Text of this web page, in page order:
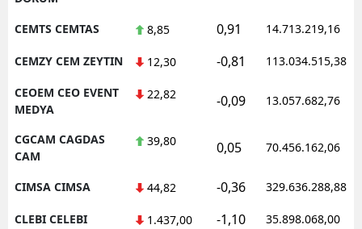
CEMTS CEMTAS 8,85 0,91 14.713.219,16
CEMZY CEM ZEYTIN 12,30 -0,81 113.034.515,38
CEOEM CEO EVENT
MEDYA
22,82 -0,09 13.057.682,76
CGCAM CAGDAS
CAM
39,80 0,05 70.456.162,06
CIMSA CIMSA 44,82 -0,36 329.636.288,88
CLEBI CELEBI 1.437,00 -1,10 35.898.068,00